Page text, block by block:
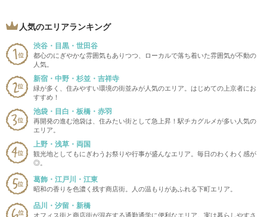
人気のエリアランキング
渋谷・目黒・世田谷
都心のにぎやかな雰囲気もありつつ、ローカルで落ち着いた雰囲気が不動の
人気。
新宿・中野・杉並・吉祥寺
緑が多く、住みやすい環境の街並みが人気のエリア。はじめての上京者にお
すすめ！
池袋・目白・板橋・赤羽
再開発の進む池袋は、住みたい街として急上昇！駅チカグルメが多い人気の
エリア。
上野・浅草・両国
観光地としてもにぎわうお祭りや行事が盛んなエリア。毎日のわくわく感が
◎。
葛飾・江戸川・江東
昭和の香りを色濃く残す商店街。人の温もりがあふれる下町エリア。
品川・汐留・新橋
オフィス街と商店街が混在する通勤通学に便利なエリア。実は暮らしやすさ